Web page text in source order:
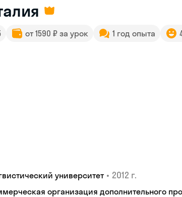
от 1590 ₽ за урок 1 год опыта
университет • 2012 г.
организация дополнительного